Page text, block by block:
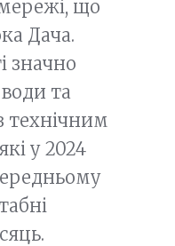
що
Дача.
значно
та
технічним
у 2024